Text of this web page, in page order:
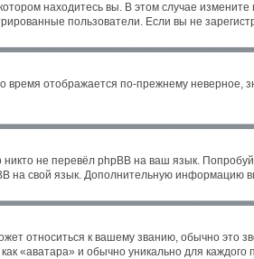
находитесь вы. В этом случае
пользователи. Если вы не
время отображается по-прежнему
не перевёл phpBB на ваш язык.
на свой язык. Дополнительную
относиться к вашему званию, обычно это
«аватара» и обычно уникально для